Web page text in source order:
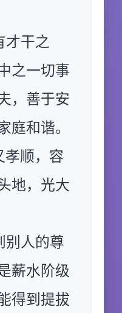
才干之
之一切事
，善于安
庭和谐。
孝顺，容
地，光大
别人的尊
薪水阶级
得到提拔